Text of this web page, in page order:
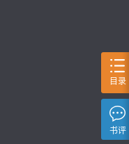
目录
书评